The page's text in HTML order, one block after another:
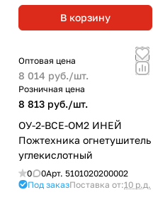
В корзину
Оптовая цена
8 014 руб./шт.
Розничная цена
8 813 руб./шт.
ОУ-2-ВСЕ-ОМ2 ИНЕЙ
Пожтехника огнетушитель
углекислотный
0 0Арт. 5101020200002
Под заказПоставка от:10 р.д.